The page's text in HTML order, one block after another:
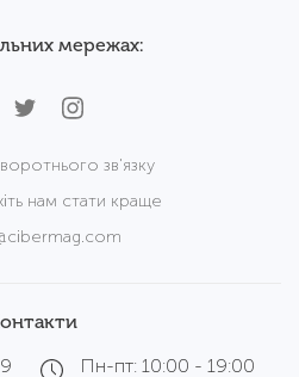
мережах:
зв'язку
нам стати краще
Пн-пт: 10:00 - 19:00